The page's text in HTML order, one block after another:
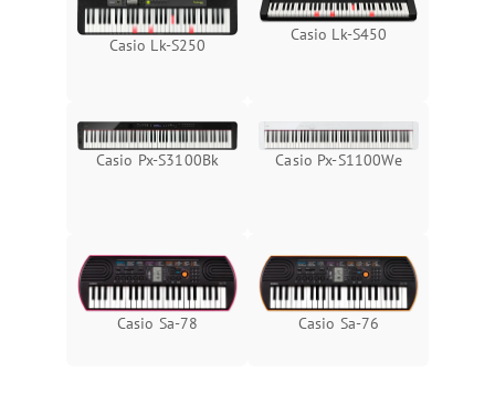
Casio Lk-S250
Casio Lk-S450
Casio Px-S3100Bk Casio Px-S1100We
Casio Sa-78 Casio Sa-76